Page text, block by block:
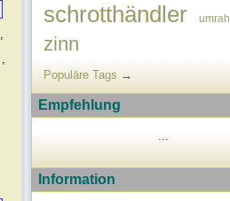
,
,
schrotthändler umrah
zinn
Populäre Tags →
Empfehlung
Information